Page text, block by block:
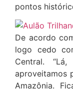
pontos
De acordo
logo cedo
Central.
aproveitamos
Amazônia.